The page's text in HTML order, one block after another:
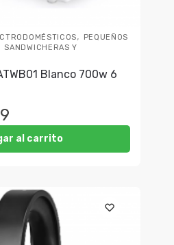
,
PEQUEÑOS
SANDWICHERAS Y
Blanco 700w 6
al carrito